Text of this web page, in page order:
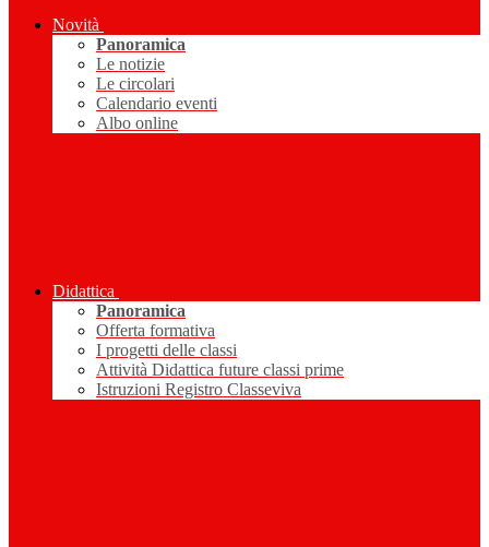
Novità
Panoramica
Le notizie
Le circolari
Calendario eventi
Albo online
Didattica
Panoramica
Offerta formativa
I progetti delle classi
Attività Didattica future classi prime
Istruzioni Registro Classeviva